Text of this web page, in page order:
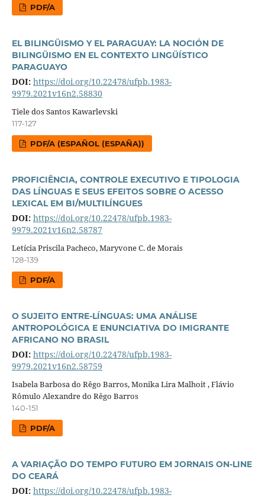
PDF/A
EL BILINGÜISMO Y EL PARAGUAY: LA NOCIÓN DE
BILINGÜISMO EN EL CONTEXTO LINGÜÍSTICO
PARAGUAYO
DOI: https://doi.org/10.22478/ufpb.1983-
9979.2021v16n2.58830
Tiele dos Santos Kawarlevski
117-127
PDF/A (ESPAÑOL (ESPAÑA))
PROFICIÊNCIA, CONTROLE EXECUTIVO E TIPOLOGIA
DAS LÍNGUAS E SEUS EFEITOS SOBRE O ACESSO
LEXICAL EM BI/MULTILÍNGUES
DOI: https://doi.org/10.22478/ufpb.1983-
9979.2021v16n2.58787
Letícia Priscila Pacheco, Maryvone C. de Morais
128-139
PDF/A
O SUJEITO ENTRE-LÍNGUAS: UMA ANÁLISE
ANTROPOLÓGICA E ENUNCIATIVA DO IMIGRANTE
AFRICANO NO BRASIL
DOI: https://doi.org/10.22478/ufpb.1983-
9979.2021v16n2.58759
Isabela Barbosa do Rêgo Barros, Monika Lira Malhoit , Flávio
Rômulo Alexandre do Rêgo Barros
140-151
PDF/A
A VARIAÇÃO DO TEMPO FUTURO EM JORNAIS ON-LINE
DO CEARÁ
DOI: https://doi.org/10.22478/ufpb.1983-